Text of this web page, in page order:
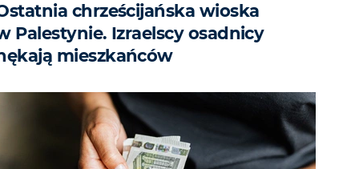
chrześcijańska wioska
Palestynie. Izraelscy osadnicy
mieszkańców